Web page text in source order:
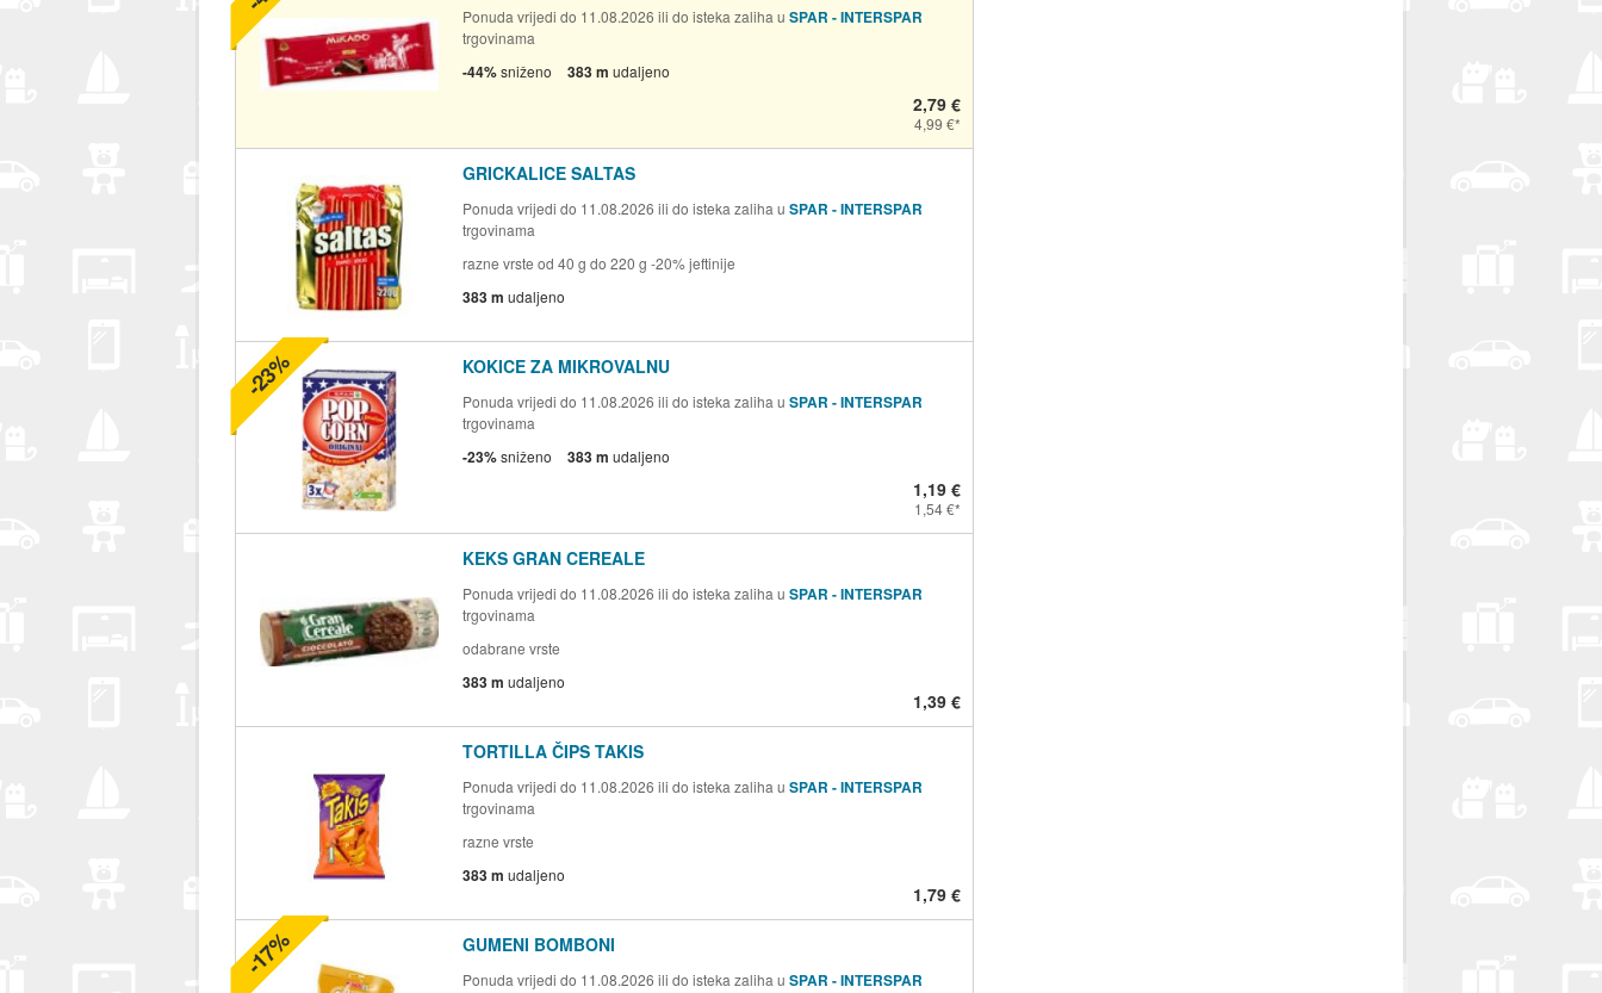
Ponuda vrijedi do 11.08.2026 ili do isteka zaliha u SPAR - INTERSPAR
trgovinama
-44%sniženo 383 m udaljeno
2,79 €
4,99 €
GRICKALICE SALTAS
Ponuda vrijedi do 11.08.2026 ili do isteka zaliha u SPAR - INTERSPAR
trgovinama
razne vrste od 40 g do 220 g -20% jeftinije
383 m udaljeno
KOKICE ZA MIKROVALNU
Ponuda vrijedi do 11.08.2026 ili do isteka zaliha u SPAR - INTERSPAR
trgovinama
-23%sniženo 383 m udaljeno
1,19 €
1,54 €
-23%
KEKS GRAN CEREALE
Ponuda vrijedi do 11.08.2026 ili do isteka zaliha u SPAR - INTERSPAR
trgovinama
odabrane vrste
383 m udaljeno
1,39 €
TORTILLA ČIPS TAKIS
Ponuda vrijedi do 11.08.2026 ili do isteka zaliha u SPAR - INTERSPAR
trgovinama
razne vrste
383 m udaljeno
1,79 €
GUMENI BOMBONI
Ponuda vrijedi do 11.08.2026 ili do isteka zaliha u SPAR - INTERSPAR
-17%